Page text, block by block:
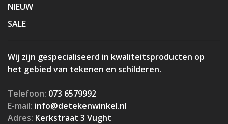
NIEUW
SALE
Wij zijn gespecialiseerd in kwaliteitsproducten op
het gebied van tekenen en schilderen.
Telefoon: 073 6579992
E-mail: info@detekenwinkel.nl
Adres: Kerkstraat 3 Vught